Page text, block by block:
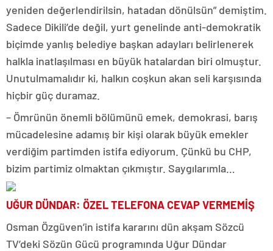
yeniden değerlendirilsin, hatadan dönülsün” demiştim.
Sadece Dikili’de değil, yurt genelinde anti-demokratik
biçimde yanlış belediye başkan adayları belirlenerek
halkla inatlaşılması en büyük hatalardan biri olmuştur.
Unutulmamalıdır ki, halkın coşkun akan seli karşısında
hiçbir güç duramaz.
– Ömrünün önemli bölümünü emek, demokrasi, barış
mücadelesine adamış bir kişi olarak büyük emekler
verdiğim partimden istifa ediyorum. Çünkü bu CHP,
bizim partimiz olmaktan çıkmıştır. Saygılarımla…
UĞUR DÜNDAR: ÖZEL TELEFONA CEVAP VERMEMİŞ
Osman Özgüven’in istifa kararını dün akşam Sözcü
TV’deki Sözün Gücü programında Uğur Dündar